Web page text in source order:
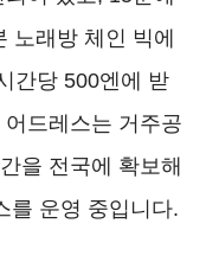
노래방 체인 빅에
간당 500엔에 받
드레스는 거주공
을 전국에 확보해
를 운영 중입니다.